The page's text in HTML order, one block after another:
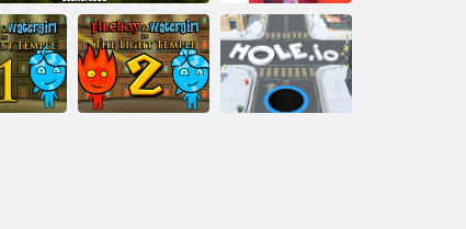
Kogama:
Vianočné
Parkour